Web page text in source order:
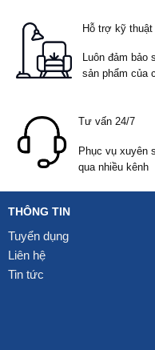
Hỗ trợ kỹ thuật
Luôn đảm bảo
sản phẩm của
Tư vấn 24/7
Phục vụ xuyên
qua nhiều kênh
THÔNG TIN
Tuyển dụng
Liên hệ
Tin tức